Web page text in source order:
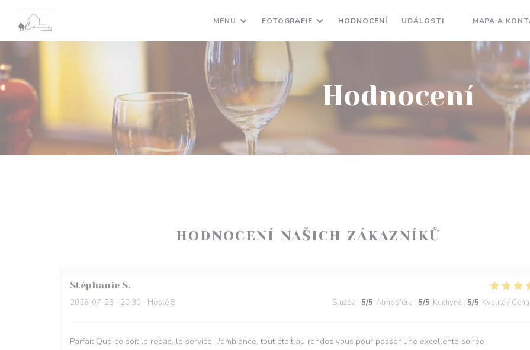
MENU FOTOGRAFIE HODNOCENÍ UDÁLOSTI MAPA A
Hodnocení
HODNOCENÍ NAŠICH ZÁKAZNÍKŮ
Stéphanie S
2026-07-25 - 20:30 - Hosté 8 Služba : 5/5 Atmosféra : 5/5 Kuchyně : 5/5 Kvalita / Cena
Parfait Que ce soit le repas, le service, l'ambiance, tout était au rendez vous pour passer une excellente soirée